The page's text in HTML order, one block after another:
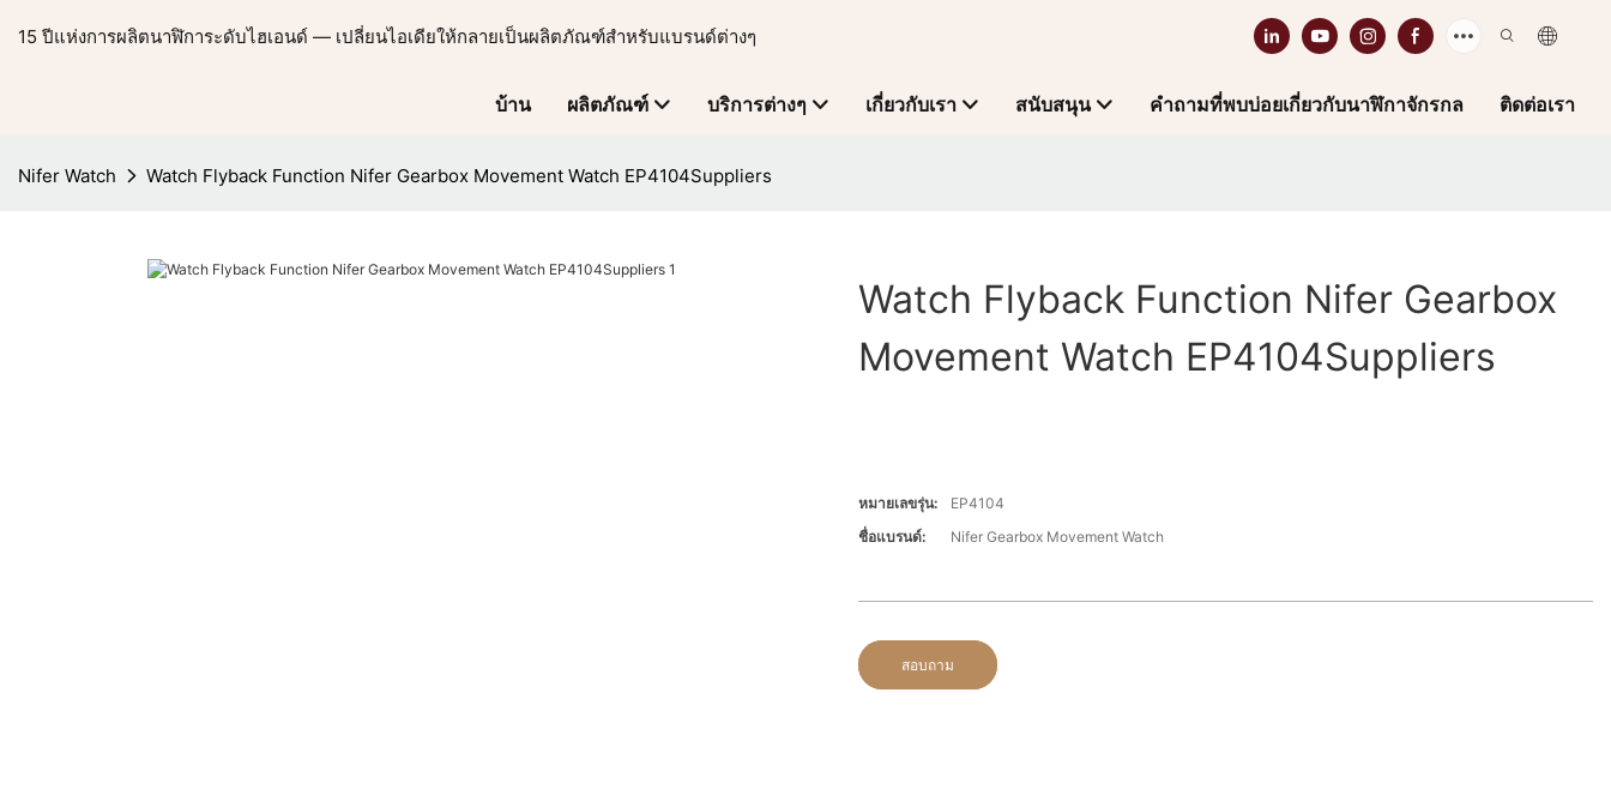
15 ปีแห่งการผลิตนาฬิการะดับไฮเอนด์ — เปลี่ยนไอเดียให้กลายเป็นผลิตภัณฑ์สำหรับแบรนด์ต่างๆ
บ้าน ผลิตภัณฑ์ บริการต่างๆ เกี่ยวกับเรา สนับสนุน คำถามที่พบบ่อยเกี่ยวกับนาฬิกาจักรกล ติดต่อเรา
Nifer Watch Watch Flyback Function Nifer Gearbox Movement Watch EP4104Suppliers
Watch Flyback Function Nifer Gearbox
Movement Watch EP4104Suppliers
หมายเลขรุ่น:
EP4104
ชื่อแบรนด์:
Nifer Gearbox Movement Watch
สอบถาม